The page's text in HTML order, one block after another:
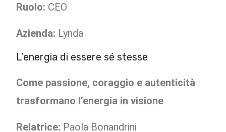
Ruolo: CEO
Azienda: Lynda
L’energia di essere sé stesse
Come passione, coraggio e autenticità
trasformano l’energia in visione
Relatrice: Paola Bonandrini